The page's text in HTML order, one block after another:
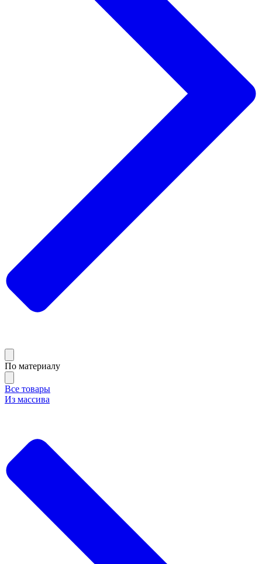
По материалу
Все товары
Из массива